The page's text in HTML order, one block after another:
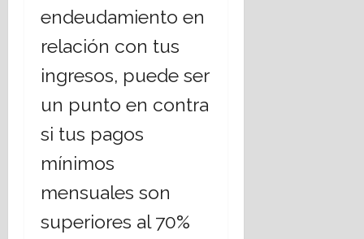
endeudamiento en
relación con tus
ingresos, puede ser
un punto en contra
si tus pagos
mínimos
mensuales son
superiores al 70%